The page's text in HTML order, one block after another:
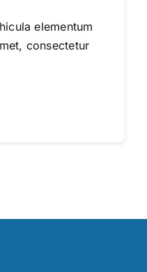
elementum
consectetur